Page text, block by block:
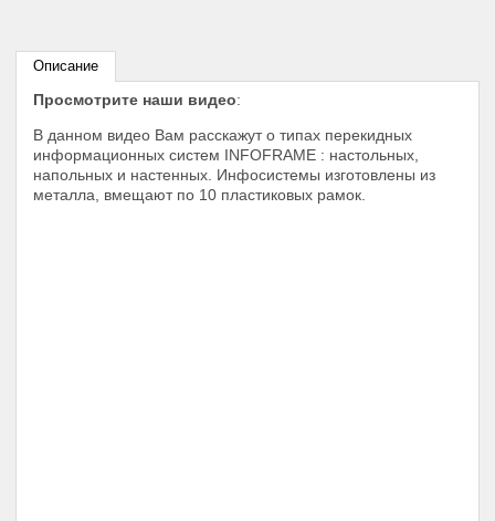
Описание
Просмотрите наши видео:
В данном видео Вам расскажут о типах перекидных
информационных систем INFOFRAME : настольных,
напольных и настенных. Инфосистемы изготовлены из
металла, вмещают по 10 пластиковых рамок.